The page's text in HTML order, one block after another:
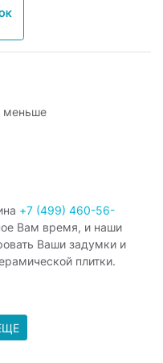
меньше
+7 (499) 460-56-
Вам время, и наши
Ваши задумки и
плитки.